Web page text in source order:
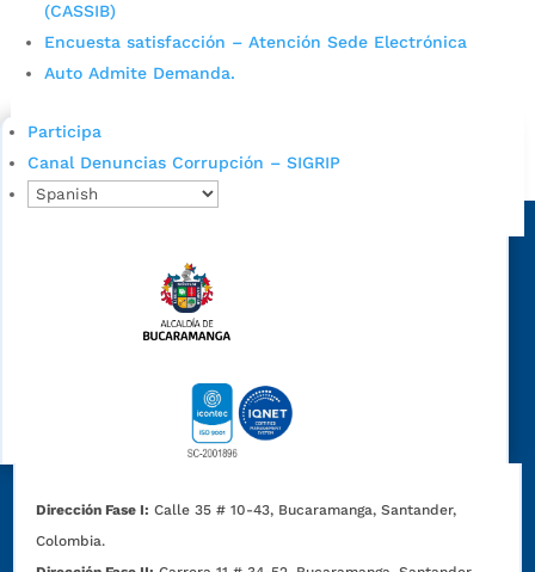
(CASSIB)
Encuesta satisfacción – Atención Sede Electrónica
Auto Admite Demanda.
Participa
Canal Denuncias Corrupción – SIGRIP
Cupos Escolares Bucaramanga 2022
Consulta aqui los pasos para inscribirse y solicitar un
Alcaldía de Bucaramanga
Sede principal
Dirección Fase I: Calle 35 # 10-43, Bucaramanga, Santander,
Colombia.